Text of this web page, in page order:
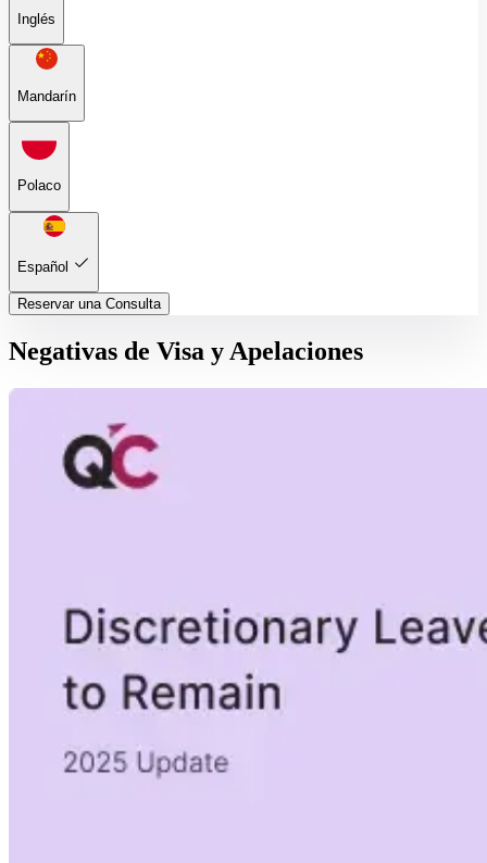
Inglés
Mandarín
Polaco
Español
Reservar una Consulta
Negativas de Visa y Apelaciones